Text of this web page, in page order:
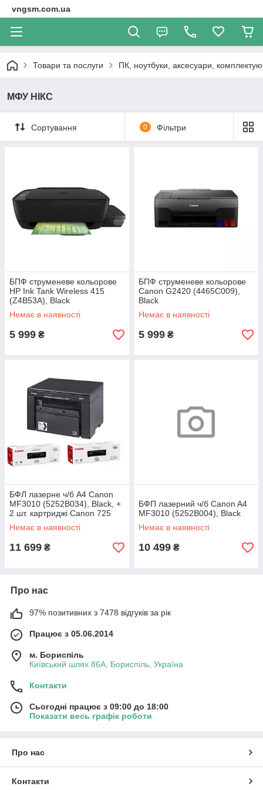
vngsm.com.ua
Товари та послуги ПК, ноутбуки, аксесуари,
МФУ НІКС
Сортування 0 Фільтри
БПФ струменеве кольорове
HP Ink Tank Wireless 415
(Z4B53A), Black
Немає в наявності
5 999 ₴
БПФ струменеве кольорове
Canon G2420 (4465C009),
Black
Немає в наявності
5 999 ₴
БФЛ лазерне ч/б A4 Canon
MF3010 (5252B034), Black, +
2 шт. картриджі Canon 725
Немає в наявності
11 699 ₴
БФП лазерний ч/б Canon A4
MF3010 (5252B004), Black
Немає в наявності
10 499 ₴
Про нас
97% позитивних з 7478 відгуків за рік
Працює з 05.06.2014
м. Бориспіль
Київський шлях 86А, Бориспіль, Україна
Контакти
Сьогодні працює з 09:00 до 18:00
Показати весь графік роботи
Про нас
Контакти